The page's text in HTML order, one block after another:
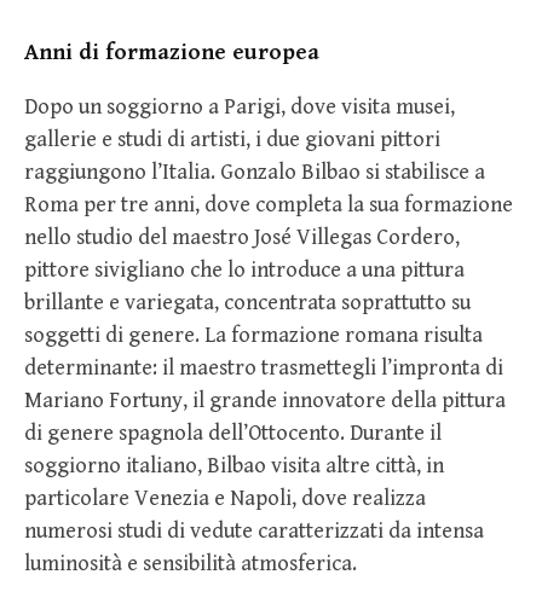
Anni di formazione europea
Dopo un soggiorno a Parigi, dove visita musei,
gallerie e studi di artisti, i due giovani pittori
raggiungono l’Italia. Gonzalo Bilbao si stabilisce a
Roma per tre anni, dove completa la sua formazione
nello studio del maestro José Villegas Cordero,
pittore sivigliano che lo introduce a una pittura
brillante e variegata, concentrata soprattutto su
soggetti di genere. La formazione romana risulta
determinante: il maestro trasmettegli l’impronta di
Mariano Fortuny, il grande innovatore della pittura
di genere spagnola dell’Ottocento. Durante il
soggiorno italiano, Bilbao visita altre città, in
particolare Venezia e Napoli, dove realizza
numerosi studi di vedute caratterizzati da intensa
luminosità e sensibilità atmosferica.